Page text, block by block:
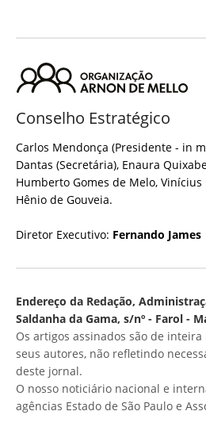
Conselho Estratégico
Carlos Mendonça (Presidente - in
Dantas (Secretária), Enaura
Humberto Gomes de Melo,
Hênio de Gouveia.
Diretor Executivo: Fernando James
Endereço da Redação,
Saldanha da Gama, s/nº - Farol -
Os artigos assinados são de
seus autores, não refletindo
deste jornal.
O nosso noticiário nacional e
agências Estado de São Paulo e